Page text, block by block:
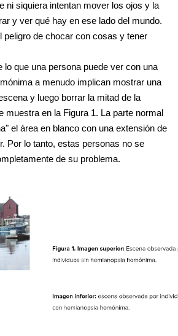
ni siquiera intentan mover los ojos y la
y ver qué hay en ese lado del mundo.
peligro de chocar con cosas y tener
lo que una persona puede ver con una
a menudo implican mostrar una
y luego borrar la mitad de la
muestra en la Figura 1. La parte normal
el área en blanco con una extensión de
Por lo tanto, estas personas no se
de su problema.